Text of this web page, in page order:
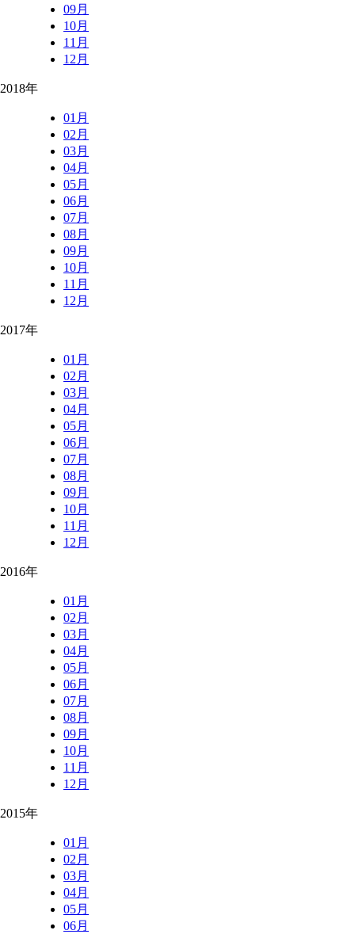
09月
10月
11月
12月
2018年
01月
02月
03月
04月
05月
06月
07月
08月
09月
10月
11月
12月
2017年
01月
02月
03月
04月
05月
06月
07月
08月
09月
10月
11月
12月
2016年
01月
02月
03月
04月
05月
06月
07月
08月
09月
10月
11月
12月
2015年
01月
02月
03月
04月
05月
06月